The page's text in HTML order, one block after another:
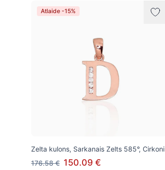
Atlaide -15%
Zelta kulons, Sarkanais Zelts 585°, Cirkoni
176.58 € 150.09 €